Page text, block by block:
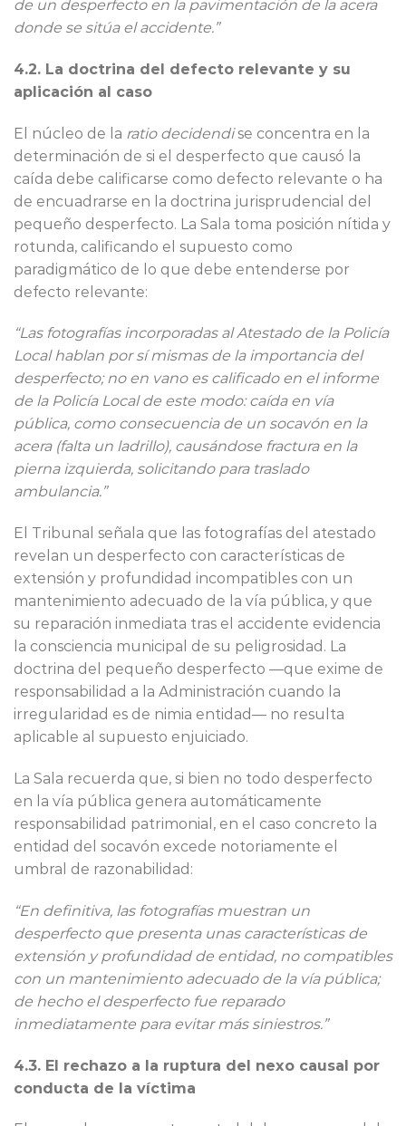
de un desperfecto en la pavimentación de la acera
donde se sitúa el accidente.”
4.2. La doctrina del defecto relevante y su
aplicación al caso
El núcleo de la ratio decidendise concentra en la
determinación de si el desperfecto que causó la
caída debe calificarse como defecto relevante o ha
de encuadrarse en la doctrina jurisprudencial del
pequeño desperfecto. La Sala toma posición nítida y
rotunda, calificando el supuesto como
paradigmático de lo que debe entenderse por
defecto relevante:
“Las fotografías incorporadas al Atestado de la Policía
Local hablan por sí mismas de la importancia del
desperfecto; no en vano es calificado en el informe
de la Policía Local de este modo: caída en vía
pública, como consecuencia de un socavón en la
acera (falta un ladrillo), causándose fractura en la
pierna izquierda, solicitando para traslado
ambulancia.”
El Tribunal señala que las fotografías del atestado
revelan un desperfecto con características de
extensión y profundidad incompatibles con un
mantenimiento adecuado de la vía pública, y que
su reparación inmediata tras el accidente evidencia
la consciencia municipal de su peligrosidad. La
doctrina del pequeño desperfecto —que exime de
responsabilidad a la Administración cuando la
irregularidad es de nimia entidad— no resulta
aplicable al supuesto enjuiciado.
La Sala recuerda que, si bien no todo desperfecto
en la vía pública genera automáticamente
responsabilidad patrimonial, en el caso concreto la
entidad del socavón excede notoriamente el
umbral de razonabilidad:
“En definitiva, las fotografías muestran un
desperfecto que presenta unas características de
extensión y profundidad de entidad, no compatibles
con un mantenimiento adecuado de la vía pública;
de hecho el desperfecto fue reparado
inmediatamente para evitar más siniestros.”
4.3. El rechazo a la ruptura del nexo causal por
conducta de la víctima